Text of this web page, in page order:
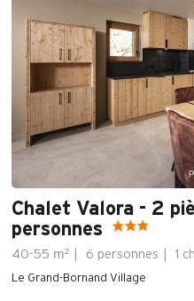
Chalet Valora - 2
personnes
40-55 m² 6 personnes 1
Le Grand-Bornand Village